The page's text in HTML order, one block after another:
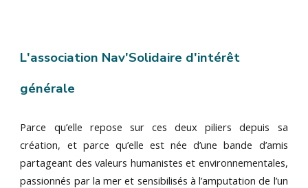
L'association Nav'Solidaire d'intérêt
générale
Parce qu’elle repose sur ces deux piliers depuis sa
création, et parce qu’elle est née d’une bande d’amis
partageant des valeurs humanistes et environnementales,
passionnés par la mer et sensibilisés à l’amputation de l’un